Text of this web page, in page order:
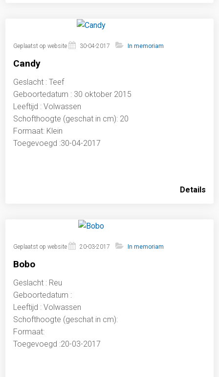
Geplaatst op website 30-04-2017 In memoriam
Candy
Geslacht : Teef
Geboortedatum : 30 oktober 2015
Leeftijd : Volwassen
Schofthoogte (geschat in cm): 20
Formaat: Klein
Toegevoegd :30-04-2017
Details
Geplaatst op website 20-03-2017 In memoriam
Bobo
Geslacht : Reu
Geboortedatum :
Leeftijd : Volwassen
Schofthoogte (geschat in cm):
Formaat:
Toegevoegd :20-03-2017